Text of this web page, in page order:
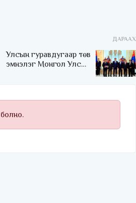
ДАРААХ
Улсын гуравдугаар төв
эмнэлэг Монгол Улсын